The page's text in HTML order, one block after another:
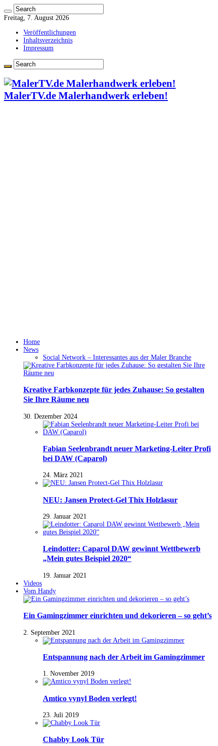
Freitag, 7. August 2026
Veröffentlichungen
Inhaltsverzeichnis
Impressum
MalerTV.de Malerhandwerk erleben!
Home
News
Social Network – Interessantes aus der Maler Branche
Kreative Farbkonzepte für jedes Zuhause: So gestalten
Sie Ihre Räume neu
30. Dezember 2024
Fabian Seelenbrandt neuer Marketing-Leiter Profi
bei DAW (Caparol)
24. März 2021
NEU: Jansen Protect-Gel Thix Holzlasur
29. Januar 2021
Leindotter: Caparol DAW gewinnt Wettbewerb
„Mein gutes Beispiel 2020“
19. Januar 2021
Videos
Vom Handy
Ein Gamingzimmer einrichten und dekorieren – so geht’s
2. September 2021
Entspannung nach der Arbeit im Gamingzimmer
1. November 2019
Amtico vynyl Boden verlegt!
23. Juli 2019
Chabby Look Tür